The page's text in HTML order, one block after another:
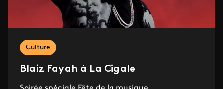
Culture
Blaiz Fayah à La Cigale